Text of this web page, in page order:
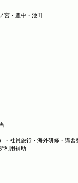
宮・豊中・池田
・社員旅行・海外研修・講習
利用補助